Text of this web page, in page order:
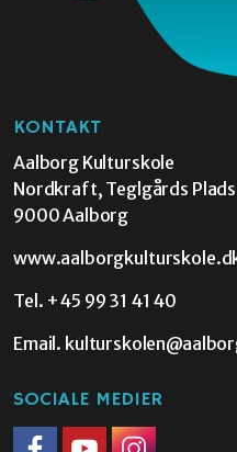
KONTAKT
Aalborg Kulturskole
Nordkraft, Teglgårds Plads
9000 Aalborg
Tel. +45 99 31 41 40
Email.
SOCIALE MEDIER